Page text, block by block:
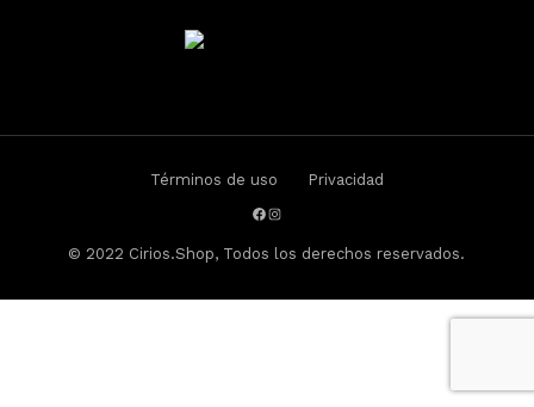
Términos de uso Privacidad
© 2022 Cirios.Shop, Todos los derechos reservados.